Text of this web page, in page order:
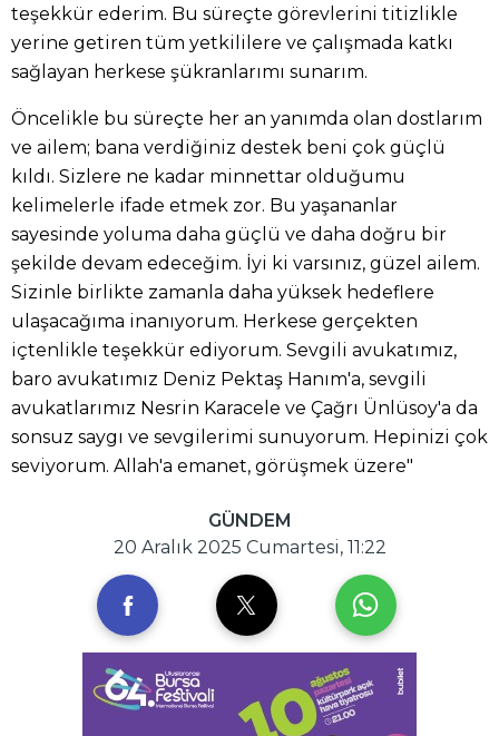
teşekkür ederim. Bu süreçte görevlerini titizlikle
yerine getiren tüm yetkililere ve çalışmada katkı
sağlayan herkese şükranlarımı sunarım.
Öncelikle bu süreçte her an yanımda olan dostlarım
ve ailem; bana verdiğiniz destek beni çok güçlü
kıldı. Sizlere ne kadar minnettar olduğumu
kelimelerle ifade etmek zor. Bu yaşananlar
sayesinde yoluma daha güçlü ve daha doğru bir
şekilde devam edeceğim. İyi ki varsınız, güzel ailem.
Sizinle birlikte zamanla daha yüksek hedeflere
ulaşacağıma inanıyorum. Herkese gerçekten
içtenlikle teşekkür ediyorum. Sevgili avukatımız,
baro avukatımız Deniz Pektaş Hanım'a, sevgili
avukatlarımız Nesrin Karacele ve Çağrı Ünlüsoy'a da
sonsuz saygı ve sevgilerimi sunuyorum. Hepinizi çok
seviyorum. Allah'a emanet, görüşmek üzere"
GÜNDEM
20 Aralık 2025 Cumartesi, 11:22